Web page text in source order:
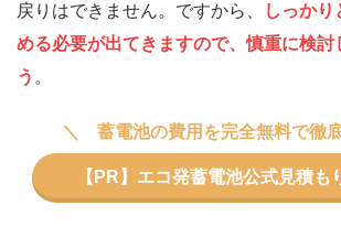
戻りはできません。ですから、
しっかり
める必要が出てきますので、慎重に検討
う 。
蓄電池の費用を完全無料で徹
【PR】エコ発蓄電池公式見積も